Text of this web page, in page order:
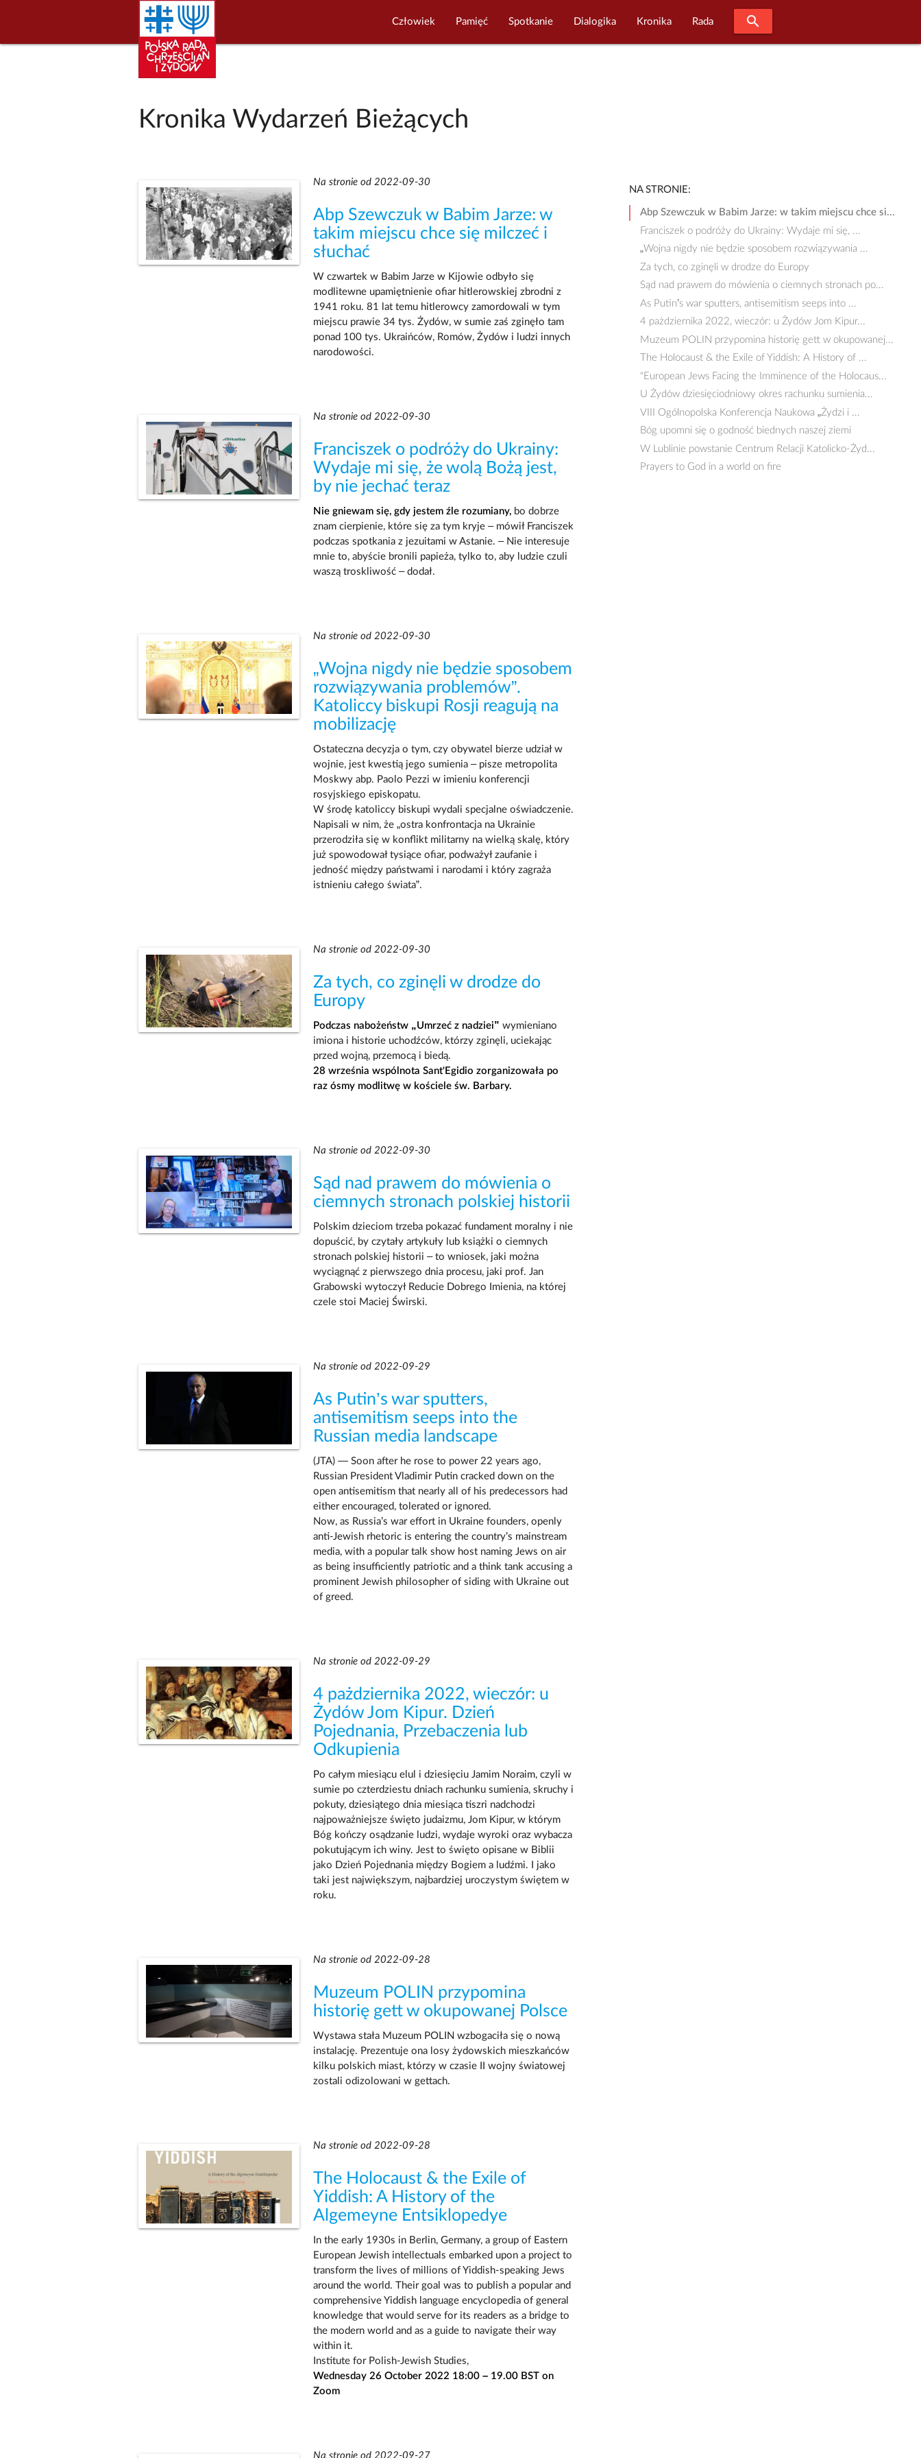
Człowiek Pamięć Spotkanie Dialogika Kronika Rada search
Kronika Wydarzeń Bieżących
Na stronie od 2022-09-30
Abp Szewczuk w Babim Jarze: w
takim miejscu chce się milczeć i
słuchać
W czwartek w Babim Jarze w Kijowie odbyło się
modlitewne upamiętnienie ofiar hitlerowskiej zbrodni z
1941 roku. 81 lat temu hitlerowcy zamordowali w tym
miejscu prawie 34 tys. Żydów, w sumie zaś zginęło tam
ponad 100 tys. Ukraińców, Romów, Żydów i ludzi innych
narodowości.
Na stronie od 2022-09-30
Franciszek o podróży do Ukrainy:
Wydaje mi się, że wolą Bożą jest,
by nie jechać teraz
Nie gniewam się, gdy jestem źle rozumiany,bo dobrze
znam cierpienie, które się za tym kryje – mówił Franciszek
podczas spotkania z jezuitami w Astanie. – Nie interesuje
mnie to, abyście bronili papieża, tylko to, aby ludzie czuli
waszą troskliwość – dodał.
Na stronie od 2022-09-30
„Wojna nigdy nie będzie sposobem
rozwiązywania problemów”.
Katoliccy biskupi Rosji reagują na
mobilizację
Ostateczna decyzja o tym, czy obywatel bierze udział w
wojnie, jest kwestią jego sumienia – pisze metropolita
Moskwy abp. Paolo Pezzi w imieniu konferencji
rosyjskiego episkopatu.
W środę katoliccy biskupi wydali specjalne oświadczenie.
Napisali w nim, że „ostra konfrontacja na Ukrainie
przerodziła się w konflikt militarny na wielką skalę, który
już spowodował tysiące ofiar, podważył zaufanie i
jedność między państwami i narodami i który zagraża
istnieniu całego świata”.
Na stronie od 2022-09-30
Za tych, co zginęli w drodze do
Europy
Podczas nabożeństw „Umrzeć z nadziei” wymieniano
imiona i historie uchodźców, którzy zginęli, uciekając
przed wojną, przemocą i biedą.
28 września wspólnota Sant'Egidio zorganizowała po
raz ósmy modlitwę w kościele św. Barbary.
Na stronie od 2022-09-30
Sąd nad prawem do mówienia o
ciemnych stronach polskiej historii
Polskim dzieciom trzeba pokazać fundament moralny i nie
dopuścić, by czytały artykuły lub książki o ciemnych
stronach polskiej historii – to wniosek, jaki można
wyciągnąć z pierwszego dnia procesu, jaki prof. Jan
Grabowski wytoczył Reducie Dobrego Imienia, na której
czele stoi Maciej Świrski.
Na stronie od 2022-09-29
As Putin’s war sputters,
antisemitism seeps into the
Russian media landscape
(JTA) — Soon after he rose to power 22 years ago,
Russian President Vladimir Putin cracked down on the
open antisemitism that nearly all of his predecessors had
either encouraged, tolerated or ignored.
Now, as Russia’s war effort in Ukraine founders, openly
anti-Jewish rhetoric is entering the country’s mainstream
media, with a popular talk show host naming Jews on air
as being insufficiently patriotic and a think tank accusing a
prominent Jewish philosopher of siding with Ukraine out
of greed.
Na stronie od 2022-09-29
4 pażdziernika 2022, wieczór: u
Żydów Jom Kipur. Dzień
Pojednania, Przebaczenia lub
Odkupienia
Po całym miesiącu elul i dziesięciu Jamim Noraim, czyli w
sumie po czterdziestu dniach rachunku sumienia, skruchy i
pokuty, dziesiątego dnia miesiąca tiszri nadchodzi
najpoważniejsze święto judaizmu, Jom Kipur, w którym
Bóg kończy osądzanie ludzi, wydaje wyroki oraz wybacza
pokutującym ich winy. Jest to święto opisane w Biblii
jako Dzień Pojednania między Bogiem a ludźmi. I jako
taki jest największym, najbardziej uroczystym świętem w
roku.
Na stronie od 2022-09-28
Muzeum POLIN przypomina
historię gett w okupowanej Polsce
Wystawa stała Muzeum POLIN wzbogaciła się o nową
instalację. Prezentuje ona losy żydowskich mieszkańców
kilku polskich miast, którzy w czasie II wojny światowej
zostali odizolowani w gettach.
Na stronie od 2022-09-28
The Holocaust & the Exile of
Yiddish: A History of the
Algemeyne Entsiklopedye
In the early 1930s in Berlin, Germany, a group of Eastern
European Jewish intellectuals embarked upon a project to
transform the lives of millions of Yiddish-speaking Jews
around the world. Their goal was to publish a popular and
comprehensive Yiddish language encyclopedia of general
knowledge that would serve for its readers as a bridge to
the modern world and as a guide to navigate their way
within it.
Institute for Polish-Jewish Studies,
Wednesday 26 October 2022 18:00 – 19.00 BST on
Zoom
Na stronie od 2022-09-27
NA STRONIE:
Abp Szewczuk w Babim Jarze: w takim miejscu chce si...
Franciszek o podróży do Ukrainy: Wydaje mi się, ...
„Wojna nigdy nie będzie sposobem rozwiązywania ...
Za tych, co zginęli w drodze do Europy
Sąd nad prawem do mówienia o ciemnych stronach po...
As Putin’s war sputters, antisemitism seeps into ...
4 pażdziernika 2022, wieczór: u Żydów Jom Kipur...
Muzeum POLIN przypomina historię gett w okupowanej...
The Holocaust & the Exile of Yiddish: A History of ...
"European Jews Facing the Imminence of the Holocaus...
U Żydów dziesięciodniowy okres rachunku sumienia...
VIII Ogólnopolska Konferencja Naukowa „Żydzi i ...
Bóg upomni się o godność biednych naszej ziemi
W Lublinie powstanie Centrum Relacji Katolicko-Żyd...
Prayers to God in a world on fire